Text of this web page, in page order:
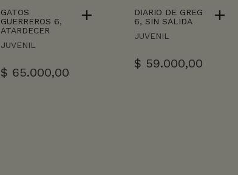
GATOS
GUERREROS 6,
ATARDECER
JUVENIL
$ 65.000,00
DIARIO DE GREG
6, SIN SALIDA
JUVENIL
$ 59.000,00